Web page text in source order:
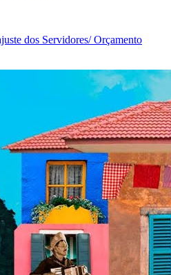
dos Servidores/ Orçamento